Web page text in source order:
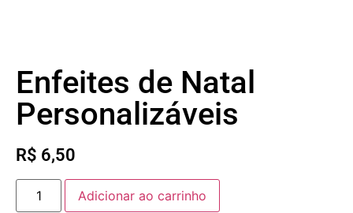
Enfeites de Natal
Personalizáveis
R$ 6,50
Adicionar ao carrinho